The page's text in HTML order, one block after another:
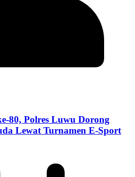
80, Polres Luwu Dorong
Lewat Turnamen E-Sport